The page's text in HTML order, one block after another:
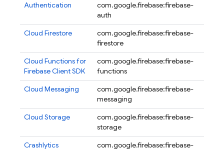
Authentication
com.google.firebase:firebase-
auth
Cloud Firestore
com.google.firebase:firebase-
firestore
Cloud Functions for
FirebaseClient SDK
com.google.firebase:firebase-
functions
Cloud Messaging
com.google.firebase:firebase-
messaging
Cloud Storage
com.google.firebase:firebase-
storage
Crashlytics
com.google.firebase:firebase-